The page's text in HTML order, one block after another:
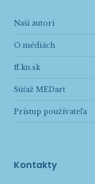
Naši autori
O médiách
ff.ku.sk
Súťaž MEDart
Prístup používateľa
Kontakty